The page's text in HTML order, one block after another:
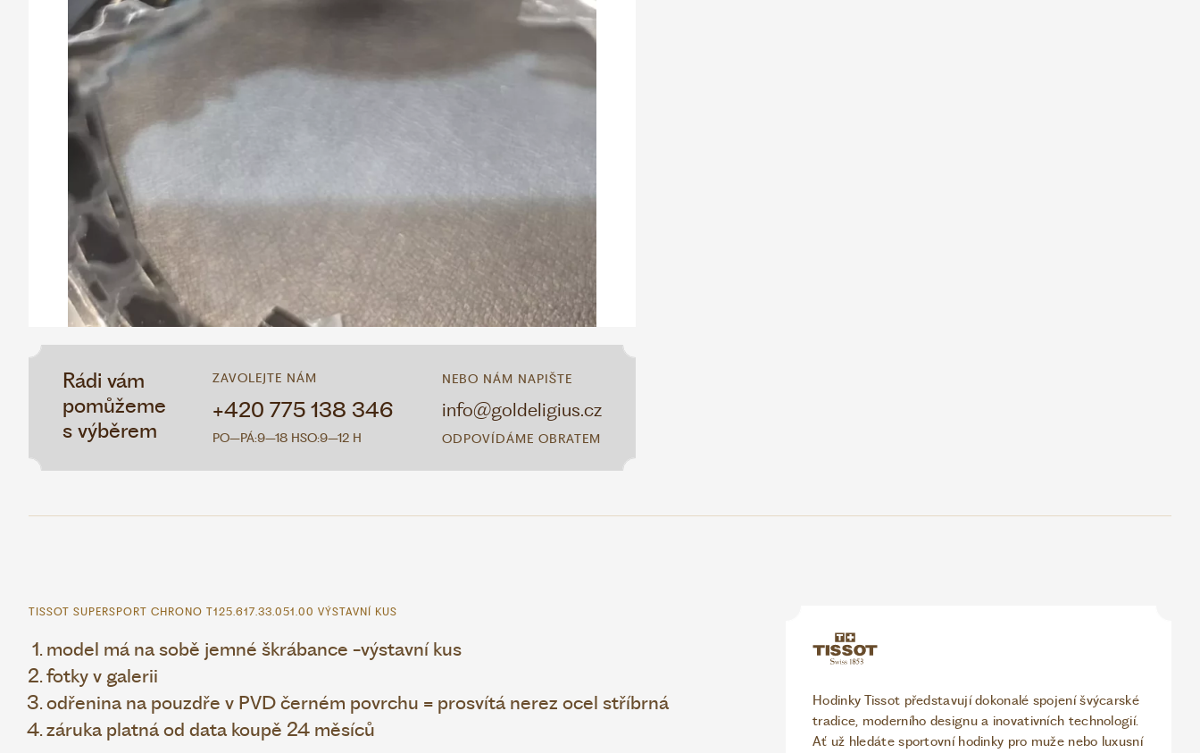
Rádi vám
pomůžeme
s výběrem
ZAVOLEJTE NÁM
+420 775 138 346
PO–PÁ:9–18 HSO:9–12 H
NEBO NÁM NAPIŠTE
info@goldeligius.cz
ODPOVÍDÁME OBRATEM
TISSOT SUPERSPORT CHRONO T125.617.33.051.00 VÝSTAVNÍ KUS
model má na sobě jemné škrábance -výstavní kus
fotky v galerii
odřenina na pouzdře v PVD černém povrchu = prosvítá nerez ocel stříbrná
záruka platná od data koupě 24 měsíců
Hodinky Tissot představují dokonalé spojení švýcarské
tradice, moderního designu a inovativních technologií.
Ať už hledáte sportovní hodinky pro muže nebo luxusní